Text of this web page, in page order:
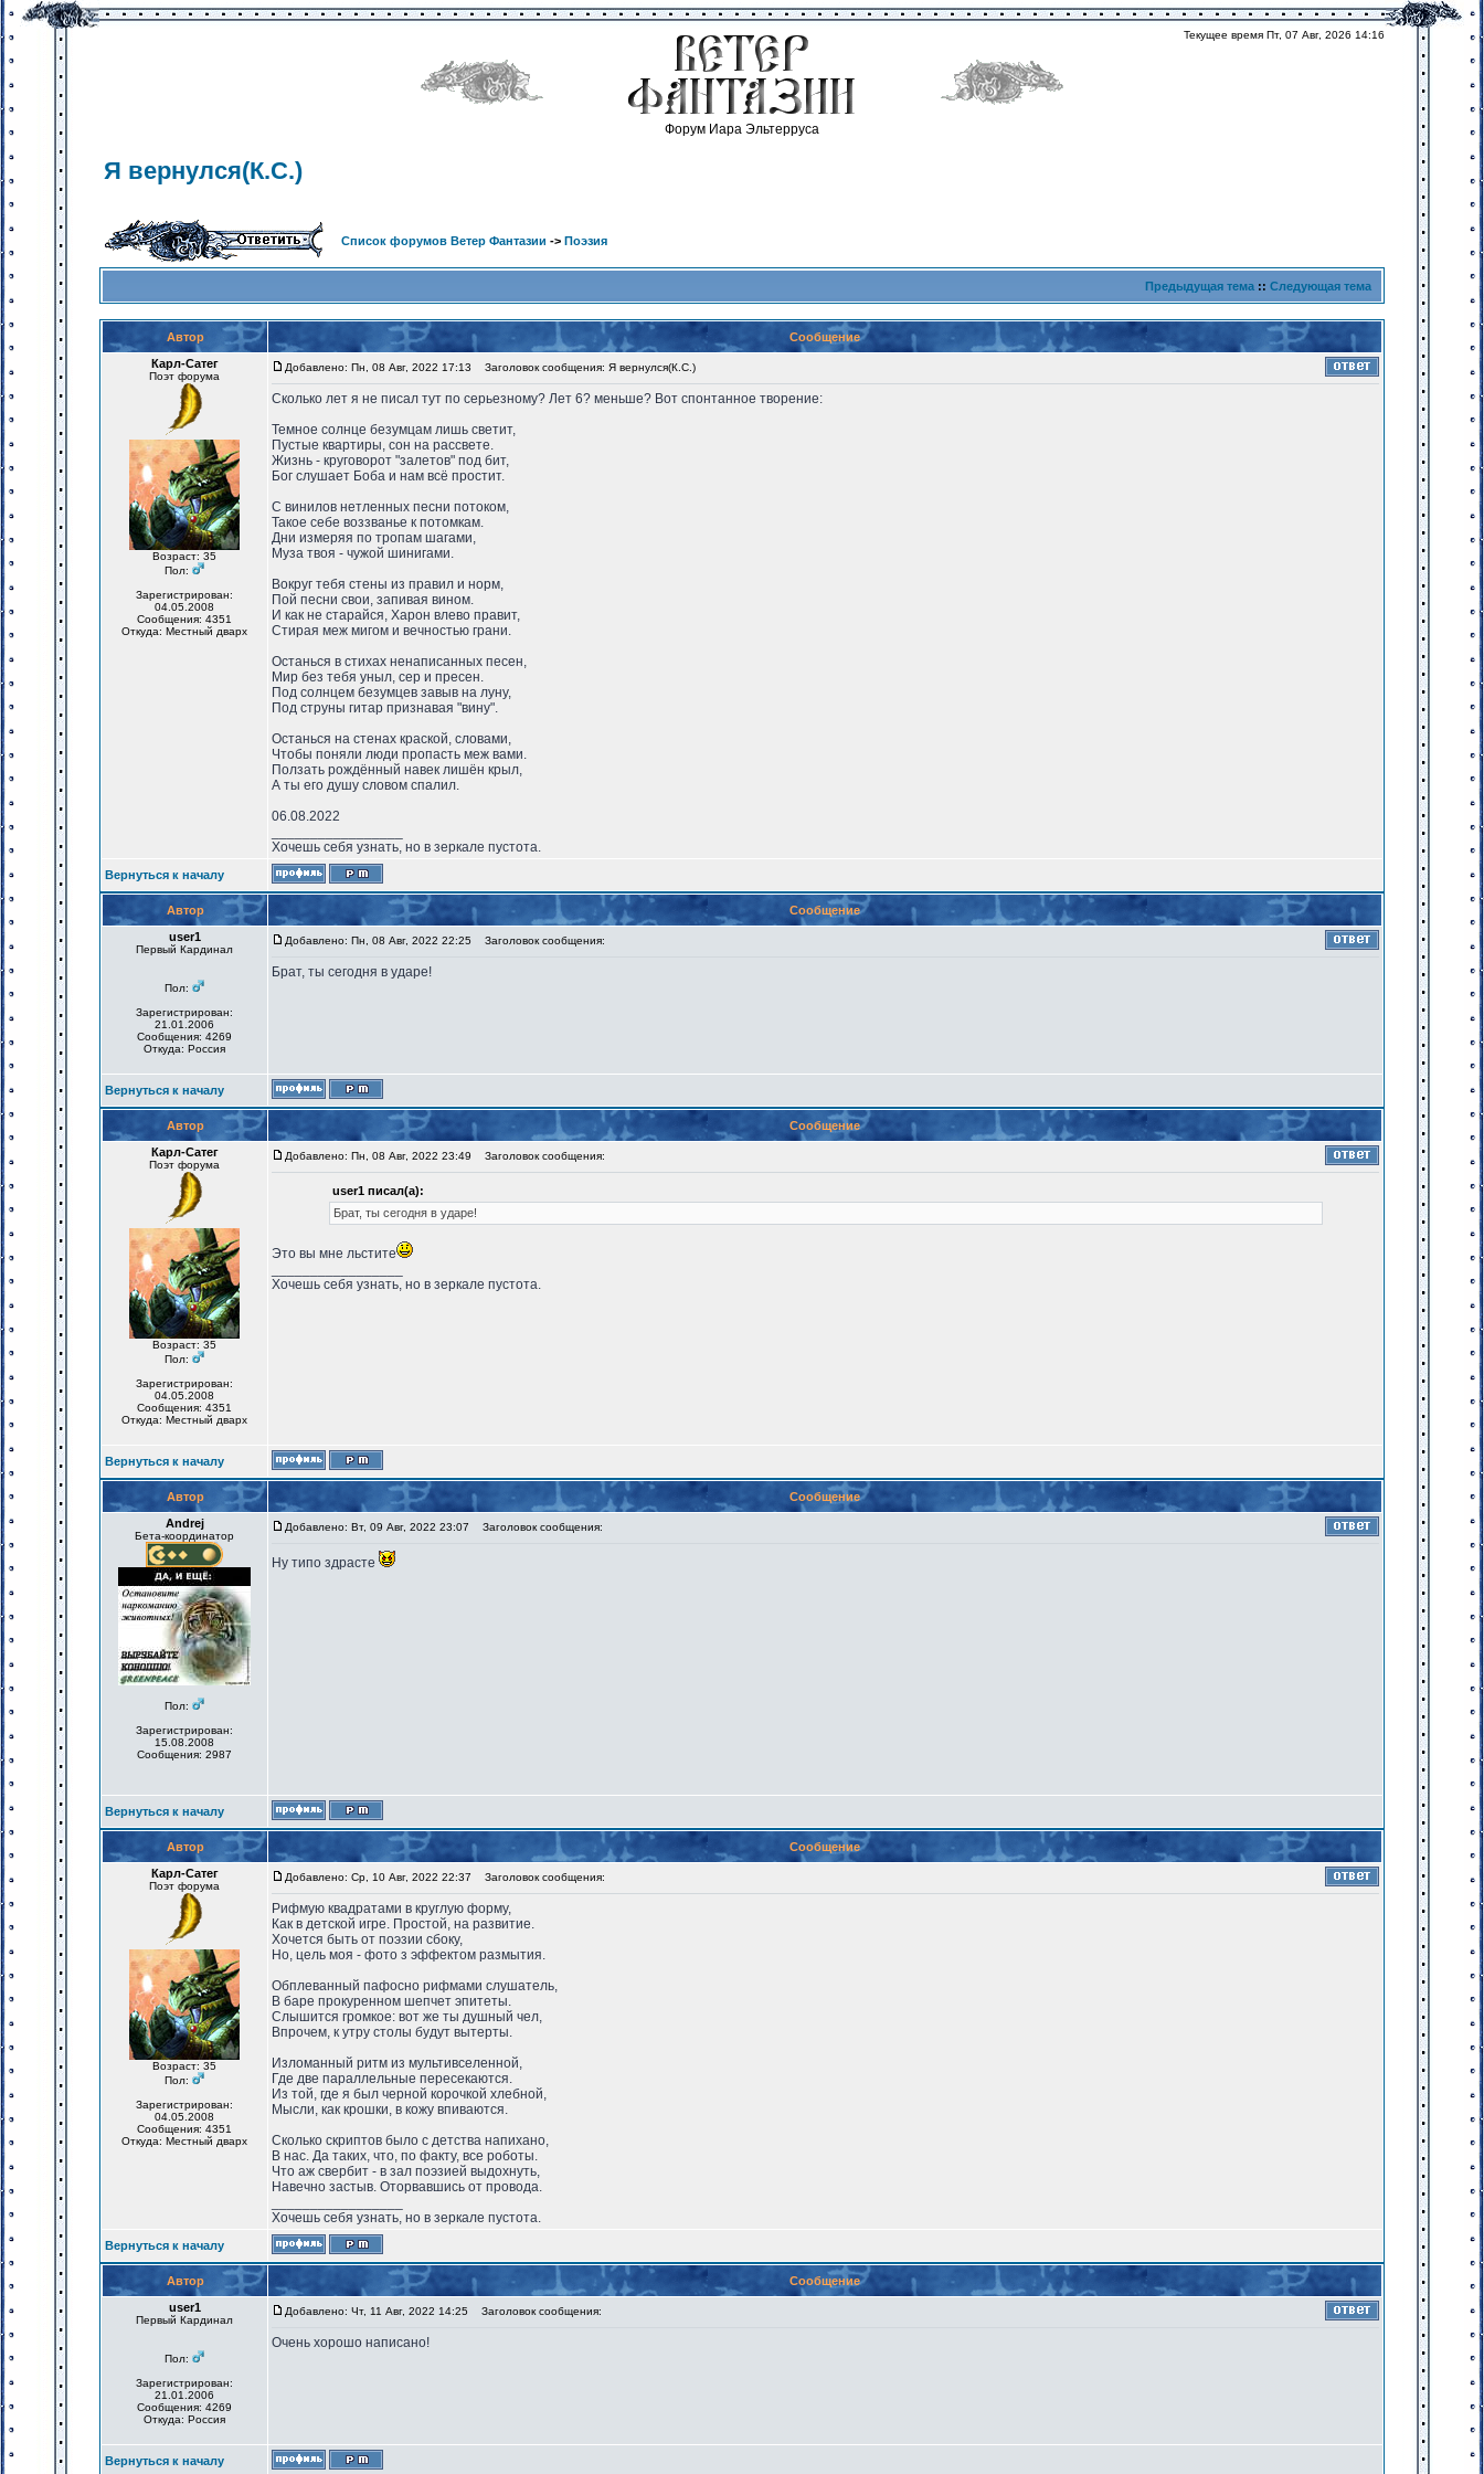
Форум Иара Эльтерруса
Текущее время Пт, 07 Авг, 2026 14:16
Я вернулся(К.С.)
Список форумов Ветер Фантазии -> Поэзия
Предыдущая тема :: Следующая тема
Автор
Сообщение
Карл-Сатег
Поэт форума
Возраст: 35
Пол:
Зарегистрирован:
04.05.2008
Сообщения: 4351
Откуда: Местный дварх
Добавлено: Пн, 08 Авг, 2022 17:13 Заголовок сообщения: Я вернулся(К.С.)
Сколько лет я не писал тут по серьезному? Лет 6? меньше? Вот спонтанное творение:
Темное солнце безумцам лишь светит,
Пустые квартиры, сон на рассвете.
Жизнь - круговорот "залетов" под бит,
Бог слушает Боба и нам всё простит.
С винилов нетленных песни потоком,
Такое себе воззванье к потомкам.
Дни измеряя по тропам шагами,
Муза твоя - чужой шинигами.
Вокруг тебя стены из правил и норм,
Пой песни свои, запивая вином.
И как не старайся, Харон влево правит,
Стирая меж мигом и вечностью грани.
Останься в стихах ненаписанных песен,
Мир без тебя уныл, сер и пресен.
Под солнцем безумцев завыв на луну,
Под струны гитар признавая "вину".
Останься на стенах краской, словами,
Чтобы поняли люди пропасть меж вами.
Ползать рождённый навек лишён крыл,
А ты его душу словом спалил.
06.08.2022
Хочешь себя узнать, но в зеркале пустота.
Вернуться к началу
Автор
Сообщение
user1
Первый Кардинал
Пол:
Зарегистрирован:
21.01.2006
Сообщения: 4269
Откуда: Россия
Добавлено: Пн, 08 Авг, 2022 22:25 Заголовок сообщения:
Брат, ты сегодня в ударе!
Вернуться к началу
Автор
Сообщение
Карл-Сатег
Поэт форума
Возраст: 35
Пол:
Зарегистрирован:
04.05.2008
Сообщения: 4351
Откуда: Местный дварх
Добавлено: Пн, 08 Авг, 2022 23:49 Заголовок сообщения:
user1 писал(а):
Брат, ты сегодня в ударе!
Это вы мне льстите
Хочешь себя узнать, но в зеркале пустота.
Вернуться к началу
Автор
Сообщение
Andrej
Бета-координатор
Пол:
Зарегистрирован:
15.08.2008
Сообщения: 2987
Добавлено: Вт, 09 Авг, 2022 23:07 Заголовок сообщения:
Ну типо здрасте
Вернуться к началу
Автор
Сообщение
Карл-Сатег
Поэт форума
Возраст: 35
Пол:
Зарегистрирован:
04.05.2008
Сообщения: 4351
Откуда: Местный дварх
Добавлено: Ср, 10 Авг, 2022 22:37 Заголовок сообщения:
Рифмую квадратами в круглую форму,
Как в детской игре. Простой, на развитие.
Хочется быть от поэзии сбоку,
Но, цель моя - фото з эффектом размытия.
Обплеванный пафосно рифмами слушатель,
В баре прокуренном шепчет эпитеты.
Слышится громкое: вот же ты душный чел,
Впрочем, к утру столы будут вытерты.
Изломанный ритм из мультивселенной,
Где две параллельные пересекаются.
Из той, где я был черной корочкой хлебной,
Мысли, как крошки, в кожу впиваются.
Сколько скриптов было с детства напихано,
В нас. Да таких, что, по факту, все роботы.
Что аж свербит - в зал поэзией выдохнуть,
Навечно застыв. Оторвавшись от провода.
Хочешь себя узнать, но в зеркале пустота.
Вернуться к началу
Автор
Сообщение
user1
Первый Кардинал
Пол:
Зарегистрирован:
21.01.2006
Сообщения: 4269
Откуда: Россия
Добавлено: Чт, 11 Авг, 2022 14:25 Заголовок сообщения:
Очень хорошо написано!
Вернуться к началу